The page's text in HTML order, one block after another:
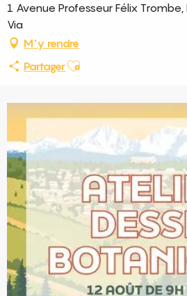
1 Avenue Professeur Félix
Via
M'y rendre
PartagerAjouter aux favoris